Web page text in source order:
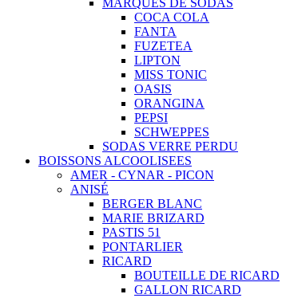
COCA COLA
FANTA
FUZETEA
LIPTON
MISS TONIC
OASIS
ORANGINA
PEPSI
SCHWEPPES
SODAS VERRE PERDU
BOISSONS ALCOOLISEES
AMER - CYNAR - PICON
ANISÉ
BERGER BLANC
MARIE BRIZARD
PASTIS 51
PONTARLIER
RICARD
BOUTEILLE DE RICARD
GALLON RICARD